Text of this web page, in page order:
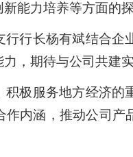
能力培养等方面的
行长杨有斌结合
，期待与公司共建
极服务地方经济
内涵，推动公司